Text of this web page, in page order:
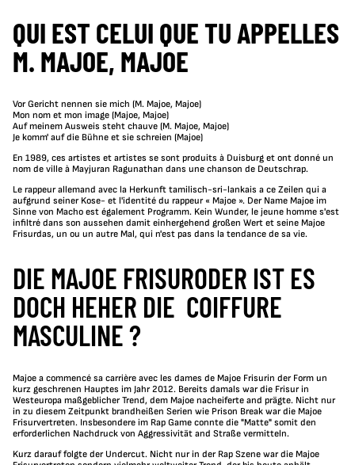
QUI EST CELUI QUE TU APPELLES
M. MAJOE, MAJOE
Vor Gericht nennen sie mich (M. Majoe, Majoe)
Mon nom et mon image (Majoe, Majoe)
Auf meinem Ausweis steht chauve (M. Majoe, Majoe)
Je komm' auf die Bühne et sie schreien (Majoe)
En 1989, ces artistes et artistes se sont produits à Duisburg et ont donné un
nom de ville à Mayjuran Ragunathan dans une chanson de Deutschrap.
Le rappeur allemand avec la Herkunft tamilisch-sri-lankais a ce Zeilen qui a
aufgrund seiner Kose- et l'identité du rappeur « Majoe ». Der Name Majoe im
Sinne von Macho est également Programm. Kein Wunder, le jeune homme s'est
infiltré dans son aussehen damit einhergehend großen Wert et seine Majoe
Frisurdas, un ou un autre Mal, qui n'est pas dans la tendance de sa vie.
DIE MAJOE FRISURODER IST ES
DOCH HEHER DIE COIFFURE
MASCULINE ?
Majoe a commencé sa carrière avec les dames de Majoe Frisurin der Form un
kurz geschrenen Hauptes im Jahr 2012. Bereits damals war die Frisur in
Westeuropa maßgeblicher Trend, dem Majoe nacheiferte and prägte. Nicht nur
in zu diesem Zeitpunkt brandheißen Serien wie Prison Break war die Majoe
Frisurvertreten. Insbesondere im Rap Game connte die "Matte" somit den
erforderlichen Nachdruck von Aggressivität and Straße vermitteln.
Kurz darauf folgte der Undercut. Nicht nur in der Rap Szene war die Majoe